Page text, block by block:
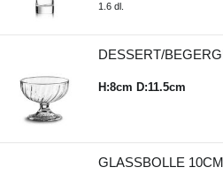
1.6 dl.
DESSERT/
H:8cm D:11.5cm
GLASSBOLLE